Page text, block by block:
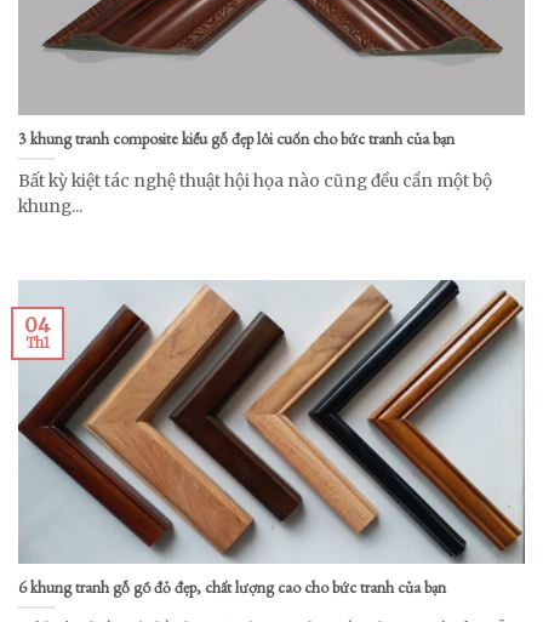
3 khung tranh composite kiểu gỗ đẹp lôi cuốn cho bức tranh của bạn
Bất kỳ kiệt tác nghệ thuật hội họa nào cũng đều cần một bộ
khung...
6 khung tranh gỗ gõ đỏ đẹp, chất lượng cao cho bức tranh của bạn
04
Th1